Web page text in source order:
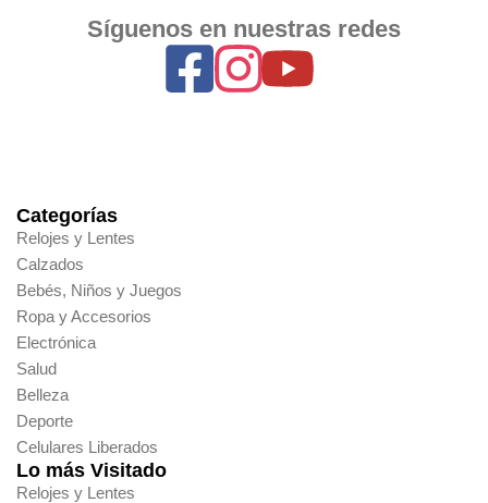
Síguenos en nuestras redes
Categorías
Relojes y Lentes
Calzados
Bebés, Niños y Juegos
Ropa y Accesorios
Electrónica
Salud
Belleza
Deporte
Celulares Liberados
Lo más Visitado
Relojes y Lentes